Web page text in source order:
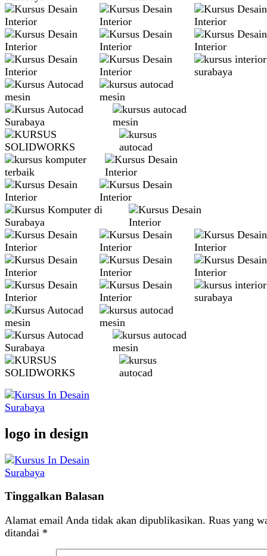
logo in design
Tinggalkan Balasan
Alamat email Anda tidak akan dipublikasikan. Ruas yang
ditandai *